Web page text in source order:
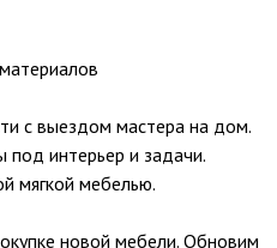
с выездом мастера на дом.
под интерьер и задачи.
мягкой мебелью.
новой мебели. Обновим